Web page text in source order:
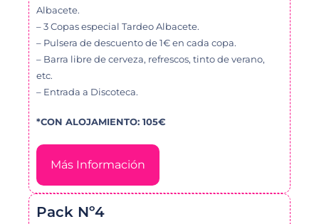
Albacete.
– 3 Copas especial Tardeo Albacete.
– Pulsera de descuento de 1€ en cada copa.
– Barra libre de cerveza, refrescos, tinto de verano,
etc.
– Entrada a Discoteca.
*CON ALOJAMIENTO: 105€
Más Información
Pack Nº4